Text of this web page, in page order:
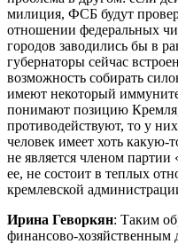
милиция, ФСБ будут
отношении федеральных
городов заводились бы в
губернаторы сейчас
возможность собирать
имеют некоторый
понимают позицию
противодействуют, то у
человек имеет хоть
не является членом
ее, не состоит в теплых
кремлевской
Ирина Геворкян: Таким
финансово-хозяйственным